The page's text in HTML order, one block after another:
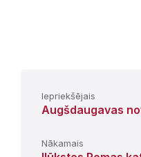
Iepriekšējais
Augšdaugavas
Nākamais